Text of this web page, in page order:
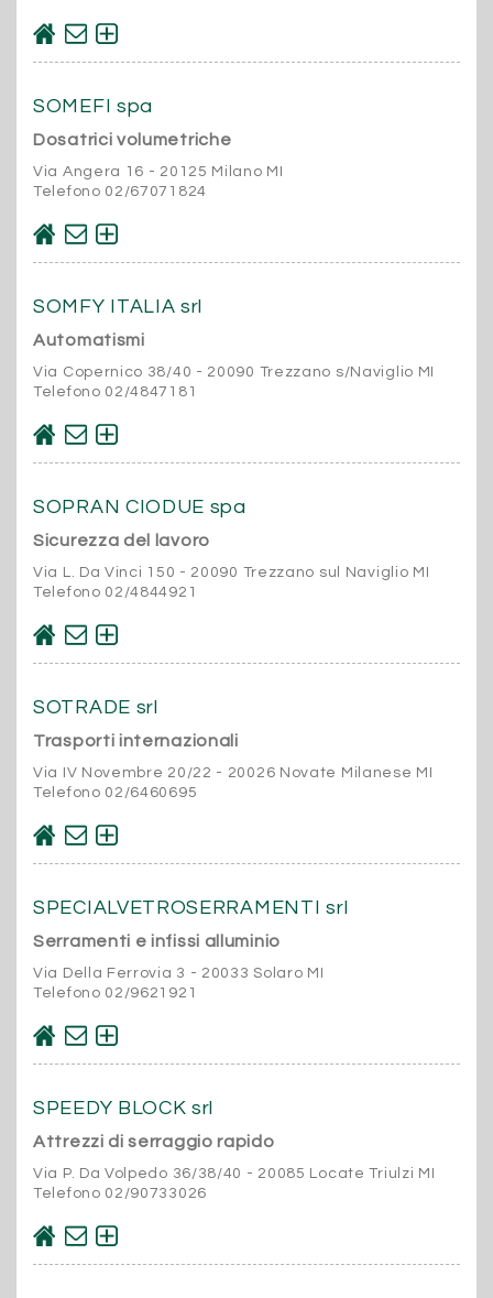
SOMEFI spa
Dosatrici volumetriche
Via Angera 16 - 20125 Milano MI
Telefono 02/67071824
SOMFY ITALIA srl
Automatismi
Via Copernico 38/40 - 20090 Trezzano s/Naviglio MI
Telefono 02/4847181
SOPRAN CIODUE spa
Sicurezza del lavoro
Via L. Da Vinci 150 - 20090 Trezzano sul Naviglio MI
Telefono 02/4844921
SOTRADE srl
Trasporti internazionali
Via IV Novembre 20/22 - 20026 Novate Milanese MI
Telefono 02/6460695
SPECIALVETROSERRAMENTI srl
Serramenti e infissi alluminio
Via Della Ferrovia 3 - 20033 Solaro MI
Telefono 02/9621921
SPEEDY BLOCK srl
Attrezzi di serraggio rapido
Via P. Da Volpedo 36/38/40 - 20085 Locate Triulzi MI
Telefono 02/90733026